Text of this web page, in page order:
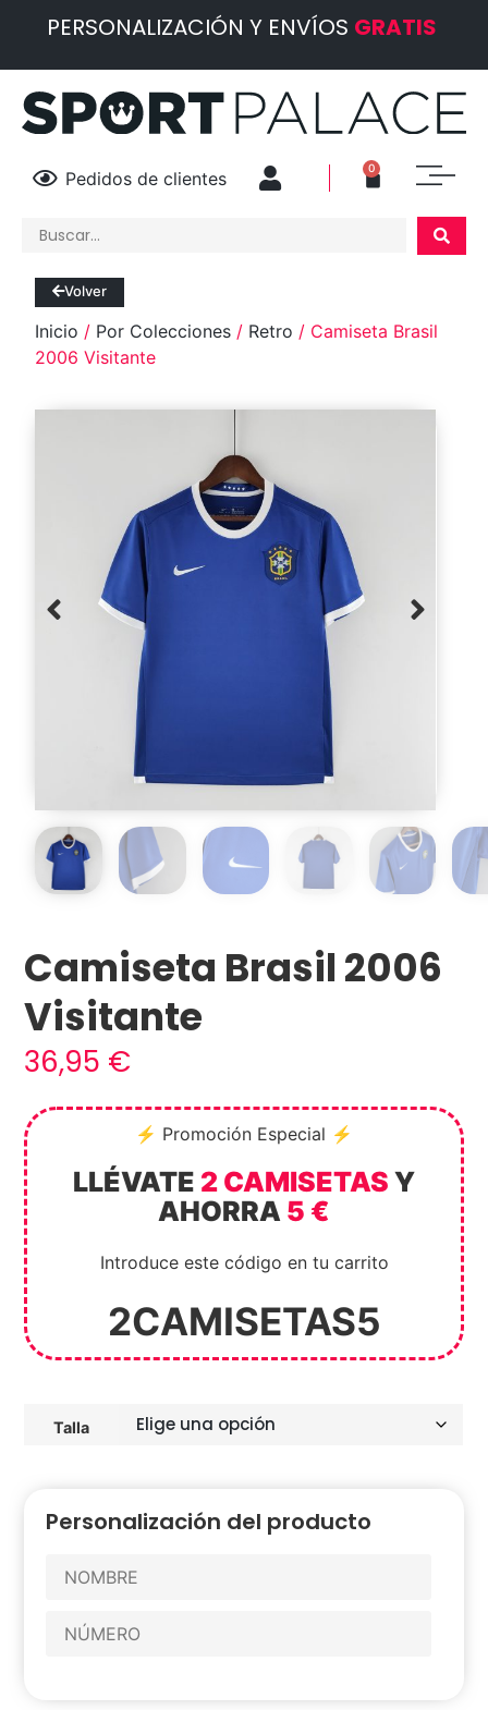
PERSONALIZACIÓN Y ENVÍOS GRATIS
Pedidos de clientes 0
Camiseta Brasil 2006
Visitante
36,95 €
⚡ Promoción Especial ⚡
LLÉVATE 2 CAMISETAS Y
AHORRA 5 €
Introduce este código en tu carrito
2CAMISETAS5
Talla
Personalización del producto
Volver
Inicio / Por Colecciones / Retro / Camiseta Brasil
2006 Visitante